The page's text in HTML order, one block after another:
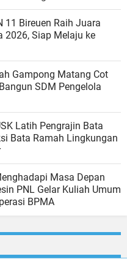
11 Bireuen Raih Juara
2026, Siap Melaju ke
Gampong Matang Cot
SDM Pengelola
Latih Pengrajin Bata
Bata Ramah Lingkungan
Masa Depan
PNL Gelar Kuliah Umum
BPMA